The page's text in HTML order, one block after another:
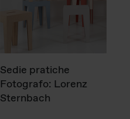
Sedie pratiche
Fotografo: Lorenz
Sternbach